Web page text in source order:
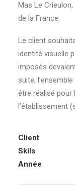
Mas Le
de la France.
Le client
identité visuelle
imposés
suite,
être réalisé pour
l’établissement
Client
Skils
Année